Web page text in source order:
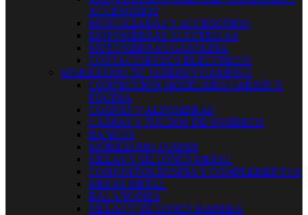
ACCESORIOS
MOTOAZADAS Y ACCESORIOS
MOTOSIERRAS ELECTRICAS
MOTOSIERRAS GASOLINA
CORTACESPEDES ELECTRICOS
MOBILIARIO DE JARDIN Y CAMPING
CONFECCION MOBILIARIO JARDÍN Y
PISCINA
COJINES Y ALFOMBRAS
CARPAS Y TOLDOS DE SOMBREO
BANCOS
MOBILIARIO JARDIN
SILLAS Y SILLONES METAL
CONJUNTOS RESINA Y COMPLEMENTOS
MESAS METAL
BALANCINES
SILLAS Y SILLONES MADERA